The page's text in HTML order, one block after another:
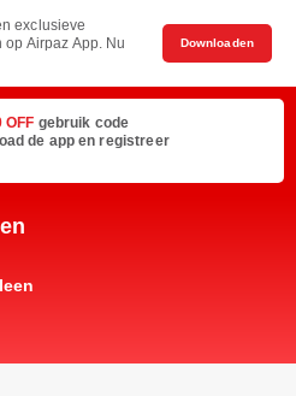
exclusieve
Airpaz App. Nu
Downloaden
OFF gebruik code
de app en registreer